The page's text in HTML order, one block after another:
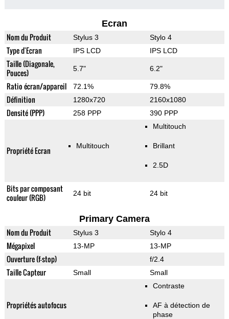
Ecran
Nom du Produit Stylus 3 Stylo 4
Type d'Ecran IPS LCD IPS LCD
Taille (Diagonale,
Pouces)
5.7" 6.2"
Ratio écran/appareil 72.1% 79.8%
Définition 1280x720 2160x1080
Densité (PPP) 258 PPP 390 PPP
Propriété Ecran Multitouch
Multitouch
Brillant
2.5D
Bits par composant
couleur (RGB)
24 bit 24 bit
Primary Camera
Nom du Produit Stylus 3 Stylo 4
Mégapixel 13-MP 13-MP
Ouverture (f-stop) f/2.4
Taille Capteur Small Small
Propriétés autofocus
Contraste
AF à détection de
phase